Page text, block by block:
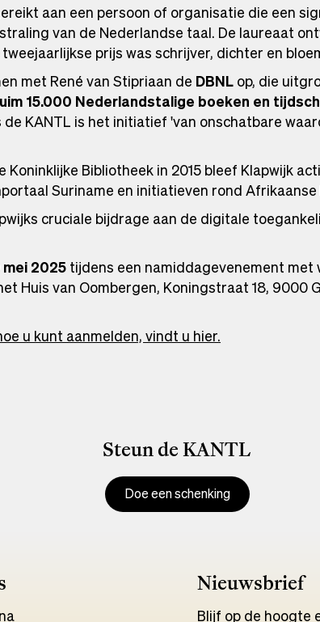
aan een persoon of organisatie die een
van de Nederlandse taal. De laureaat
prijs was schrijver, dichter en
met René van Stipriaan de DBNLop, die
15.000 Nederlandstalige boeken en
KANTL is het initiatief 'van onschatbare
Koninklijke Bibliotheek in 2015 bleef Klapwijk
Suriname en initiatieven rond
cruciale bijdrage aan de digitale
2025tijdens een namiddagevenement met
Huis van Oombergen, Koningstraat 18, 9000
u kunt aanmelden, vindt u hier.
Steun de KANTL
Doe een schenking
Nieuwsbrief
Blijf op de hoogte